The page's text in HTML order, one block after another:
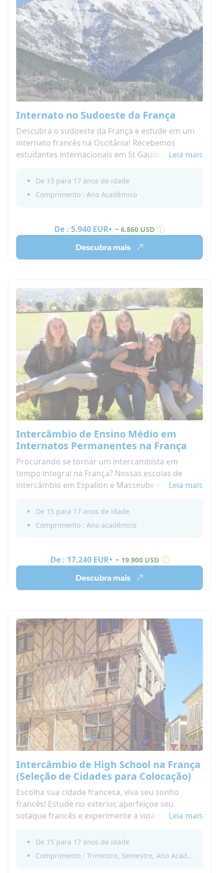
Internato no Sudoeste da França
Descubra o sudoeste da França e estude em um
internato francês na Occitânia! Recebemos
estudantes internacionais em St Gaudens, Tarbes
perto das montanhas dos Pirenéus.
Leia mais
De 15 para 17 anos de idade
Comprimento : Ano Acadêmico
De : 5.940 EUR ~ 6.860 USD
Descubra mais
Intercâmbio de Ensino Médio em
Internatos Permanentes na França
Procurando se tornar um intercambista em
tempo integral na França? Nossas escolas de
intercâmbio em Espalion e Masseube estão
Você viverá em tempo integral no dormitório da
escola (Internato de 7 dias na França) com seus
colegas de classe franceses e internacionais e
região e fazer atividades culturais
Leia mais
De 15 para 17 anos de idade
Comprimento : Ano acadêmico
De : 17.240 EUR ~ 19.900 USD
Descubra mais
Intercâmbio de High School na França
(Seleção de Cidades para Colocação)
​Escolha sua cidade francesa, viva seu sonho
francês! Estude no exterior, aperfeiçoe seu
sotaque francês e experimente a vida cotidiana
uma acolhedora host family francesa e
frequentará uma high school local - agora na
cidade de sua escolha!Isso é mais do que uma
Leia mais
De 15 para 17 anos de idade
Comprimento : Trimestre, Semestre, Ano Acadêmico